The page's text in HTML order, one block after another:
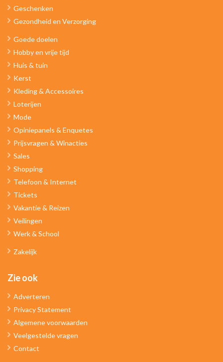
Geschenken
Gezondheid en Verzorging
Goede doelen
Hobby en vrije tijd
Huis & tuin
Kerst
Kleding & Accessoires
Loterijen
Mode
Opiniepanels & Enquetes
Prijsvragen & Winacties
Sales
Shopping
Telefoon & Internet
Tickets
Vakantie & Reizen
Veilingen
Werk & School
Zakelijk
Zie ook
Adverteren
Privacy Statement
Algemene voorwaarden
Veelgestelde vragen
Contact